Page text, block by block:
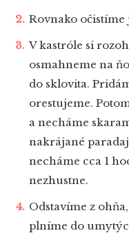
Rovnako očistíme
V kastróle si
osmahneme na
do sklovita.
orestujeme.
a necháme
nakrájané
necháme cca 1
nezhustne.
Odstavíme z
plníme do